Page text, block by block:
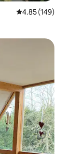
평점 4.85점(5
4.85 (149)